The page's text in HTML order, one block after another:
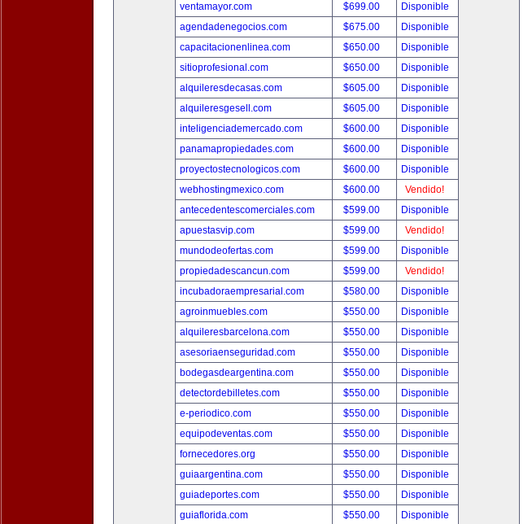
ventamayor.com
$699.00
Disponible
agendadenegocios.com
$675.00
Disponible
capacitacionenlinea.com
$650.00
Disponible
sitioprofesional.com
$650.00
Disponible
alquileresdecasas.com
$605.00
Disponible
alquileresgesell.com
$605.00
Disponible
inteligenciademercado.com
$600.00
Disponible
panamapropiedades.com
$600.00
Disponible
proyectostecnologicos.com
$600.00
Disponible
webhostingmexico.com
$600.00
Vendido!
antecedentescomerciales.com
$599.00
Disponible
apuestasvip.com
$599.00
Vendido!
mundodeofertas.com
$599.00
Disponible
propiedadescancun.com
$599.00
Vendido!
incubadoraempresarial.com
$580.00
Disponible
agroinmuebles.com
$550.00
Disponible
alquileresbarcelona.com
$550.00
Disponible
asesoriaenseguridad.com
$550.00
Disponible
bodegasdeargentina.com
$550.00
Disponible
detectordebilletes.com
$550.00
Disponible
e-periodico.com
$550.00
Disponible
equipodeventas.com
$550.00
Disponible
fornecedores.org
$550.00
Disponible
guiaargentina.com
$550.00
Disponible
guiadeportes.com
$550.00
Disponible
guiaflorida.com
$550.00 Disponible